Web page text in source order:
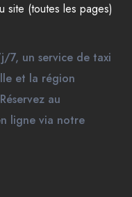
site (toutes les pages)
7, un service de taxi
et la région
au
ligne via notre